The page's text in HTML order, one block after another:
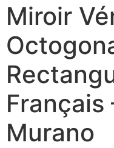
Miroir
Français
Murano